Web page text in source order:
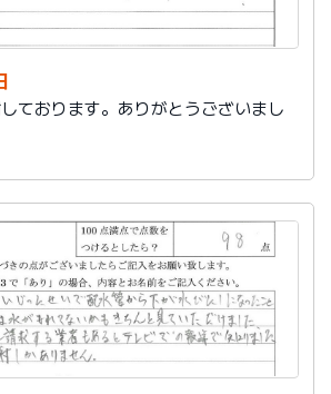
ております。ありがとうございまし